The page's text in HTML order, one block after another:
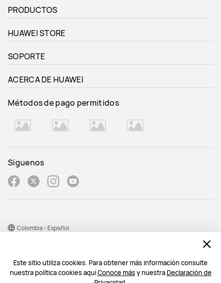
Este sitio utiliza cookies. Para obtener más información consulte
nuestra política cookies aquíConoce másy nuestraDeclaración de
PRODUCTOS
HUAWEI STORE
SOPORTE
ACERCA DE HUAWEI
Métodos de pago permitidos
Síguenos
Condiciones de uso
Colombia - Español